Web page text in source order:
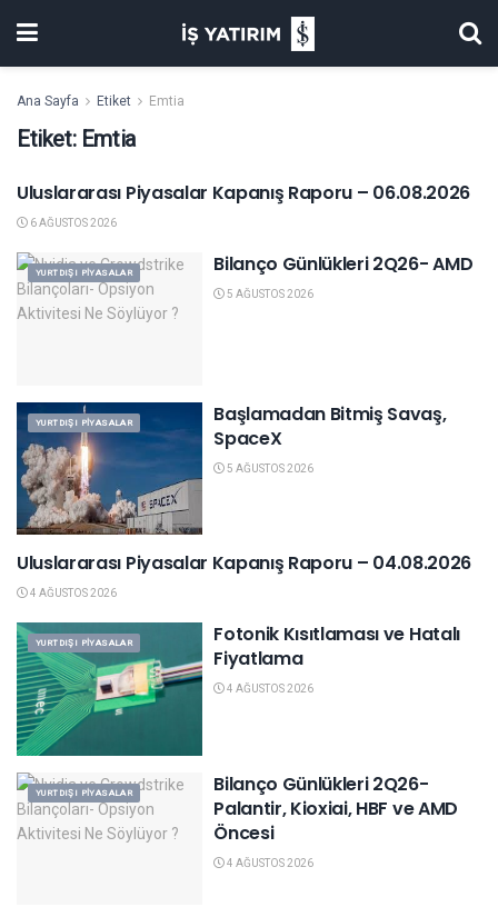
Ana Sayfa Etiket Emtia
Etiket: Emtia
YURTDIŞI PIYASALAR
Uluslararası Piyasalar Kapanış Raporu – 06.08.2026
6 AĞUSTOS 2026
YURTDIŞI PIYASALAR Bilanço Günlükleri 2Q26- AMD
5 AĞUSTOS 2026
YURTDIŞI PIYASALAR
Başlamadan Bitmiş Savaş,
SpaceX
5 AĞUSTOS 2026
YURTDIŞI PIYASALAR
Uluslararası Piyasalar Kapanış Raporu – 04.08.2026
4 AĞUSTOS 2026
YURTDIŞI PIYASALAR
Fotonik Kısıtlaması ve Hatalı
Fiyatlama
4 AĞUSTOS 2026
YURTDIŞI PIYASALAR
Bilanço Günlükleri 2Q26-
Palantir, Kioxiai, HBF ve AMD
Öncesi
4 AĞUSTOS 2026